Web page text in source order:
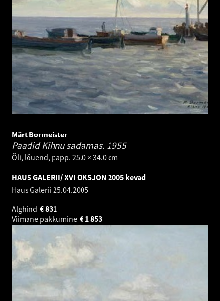
Märt Bormeister
Paadid Kihnu sadamas. 1955
Õli, lõuend, papp. 25.0 × 34.0 cm
HAUS GALERII/ XVI OKSJON 2005 kevad
Haus Galerii 25.04.2005
Alghind
831
€
Viimane pakkumine
1 853
€